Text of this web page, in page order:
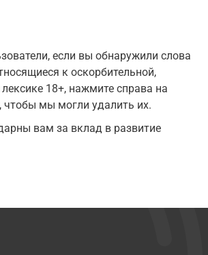
если вы обнаружили слова
к оскорбительной,
18+, нажмите справа на
чтобы мы могли удалить их.
вам за вклад в развитие